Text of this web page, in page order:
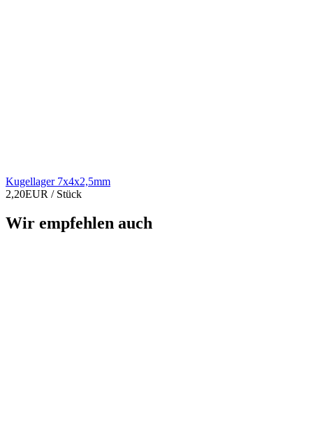
Kugellager 7x4x2,5mm
2,20EUR / Stück
Wir empfehlen auch